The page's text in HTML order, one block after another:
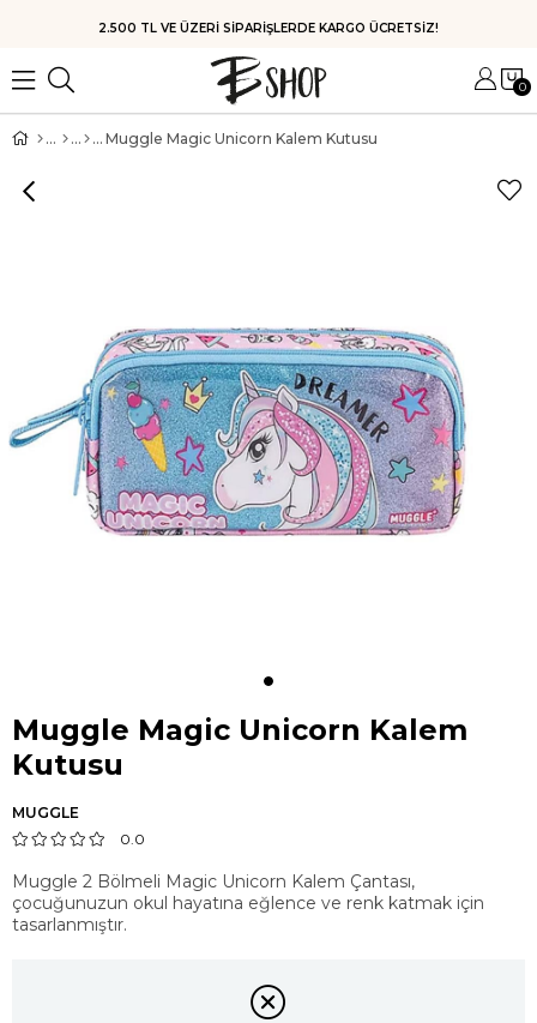
HIZLI KARGO
0
Muggle Magic Unicorn Kalem Kutusu
Muggle Magic Unicorn Kalem
Kutusu
MUGGLE
0.0
Muggle 2 Bölmeli Magic Unicorn Kalem Çantası,
çocuğunuzun okul hayatına eğlence ve renk katmak için
tasarlanmıştır.